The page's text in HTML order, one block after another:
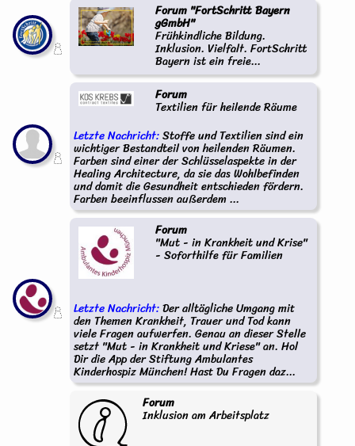
Forum "FortSchritt Bayern
gGmbH"
Frühkindliche Bildung.
Inklusion. Vielfalt. FortSchritt
Bayern ist ein freie...
Forum
Textilien für heilende Räume
Letzte Nachricht:Stoffe und Textilien sind ein
wichtiger Bestandteil von heilenden Räumen.
Farben sind einer der Schlüsselaspekte in der
Healing Architecture, da sie das Wohlbefinden
und damit die Gesundheit entschieden fördern.
Farben beeinflussen außerdem ...
Forum
"Mut - in Krankheit und Krise"
- Soforthilfe für Familien
Letzte Nachricht:Der alltägliche Umgang mit
den Themen Krankheit, Trauer und Tod kann
viele Fragen aufwerfen. Genau an dieser Stelle
setzt "Mut - in Krankheit und Kriese" an. Hol
Dir die App der Stiftung Ambulantes
Kinderhospiz München! Hast Du Fragen daz...
Forum
Inklusion am Arbeitsplatz